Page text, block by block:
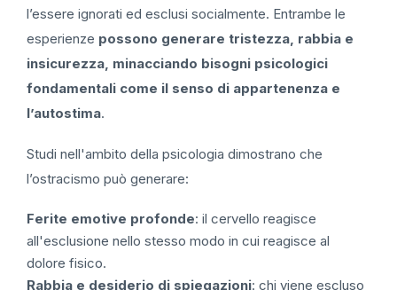
l’essere ignorati ed esclusi socialmente. Entrambe le
esperienze possono generare tristezza, rabbia e
insicurezza, minacciando bisogni psicologici
fondamentali come il senso di appartenenza e
l’autostima.
Studi nell'ambito della psicologia dimostrano che
l’ostracismo può generare:
Ferite emotive profonde: il cervello reagisce
all'esclusione nello stesso modo in cui reagisce al
dolore fisico.
Rabbia e desiderio di spiegazioni: chi viene escluso